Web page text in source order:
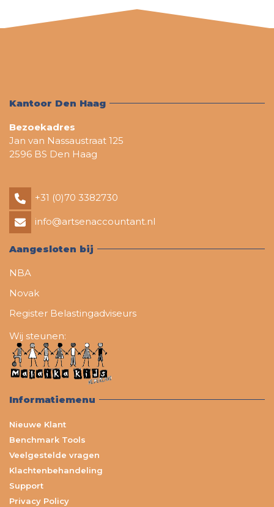
Kantoor Den Haag
Bezoekadres
Jan van Nassaustraat 125
2596 BS Den Haag
+31 (0)70 3382730
info@artsenaccountant.nl
Aangesloten bij
NBA
Novak
Register Belastingadviseurs
Wij steunen:
Informatiemenu
Nieuwe Klant
Benchmark Tools
Veelgestelde vragen
Klachtenbehandeling
Support
Privacy Policy